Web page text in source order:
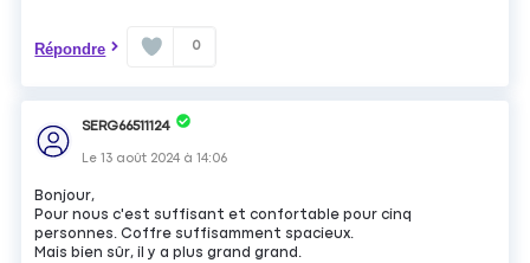
Répondre 0
SERG66511124
Le13 août 2024 à14:06
Bonjour,
Pour nous c'est suffisant et confortable pour cinq
personnes. Coffre suffisamment spacieux.
Mais bien sûr, il y a plus grand grand.